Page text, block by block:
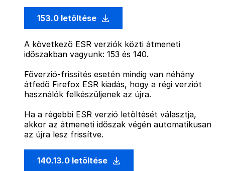
153.0 letöltése
A következő ESR verziók közti átmeneti
időszakban vagyunk: 153 és 140.
Főverzió-frissítés esetén mindig van néhány
átfedő Firefox ESR kiadás, hogy a régi verziót
használók felkészüljenek az újra.
Ha a régebbi ESR verzió letöltését választja,
akkor az átmeneti időszak végén automatikusan
az újra lesz frissítve.
140.13.0 letöltése